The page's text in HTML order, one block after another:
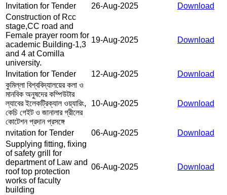
Invitation for Tender 26-Aug-2025
Download
Construction of Rcc
stage,CC road and
Female prayer room for
academic Building-1,3
and 4 at Comilla
university.
19-Aug-2025 Download
Invitation for Tender 12-Aug-2025
Download
কুমিল্লা বিশ্ববিদ্যালয়ের কলা ও
মানবিক অনুষদের কম্পিউটার
ল্যাবের ইলেকট্রিক্যাল ওয়্যারিং,
কেচি গেইট ও জানালার গ্রীলের
কোটেশন প্রদান প্রসঙ্গে
10-Aug-2025 Download
nvitation for Tender 06-Aug-2025
Download
Supplying fitting, fixing
of safety grill for
department of Law and
roof top protection
works of faculty
building
06-Aug-2025 Download